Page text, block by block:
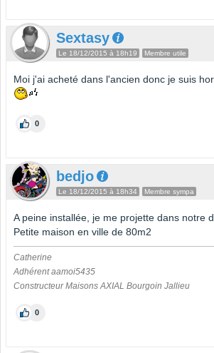
Sextasy
Le 18/12/2015 à 18h19 Membre utile
Moi j'ai acheté dans l'ancien donc je suis
0
bedjo
Le 18/12/2015 à 18h34 Membre sympa
A peine installée, je me projette dans notre
Petite maison en ville de 80m2
Catherine
Adhérent aamoi5435
Constructeur Maisons AXIAL Bourgoin Jallieu
0